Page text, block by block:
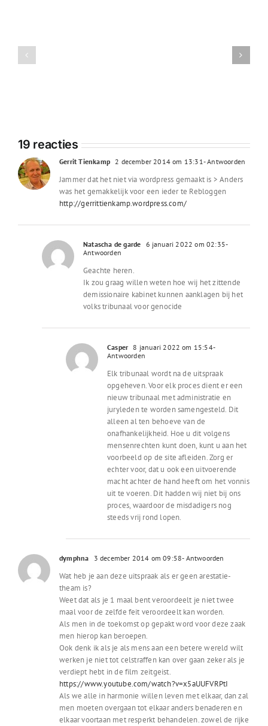
EVRM
19 reacties
Gerrit Tienkamp 2 december 2014 om 13:31- Antwoorden
Jammer dat het niet via wordpress gemaakt is > Anders
was het gemakkelijk voor een ieder te Rebloggen
http://gerrittienkamp.wordpress.com/
Natascha de garde 6 januari 2022 om 02:35-
Antwoorden
Geachte heren.
Ik zou graag willen weten hoe wij het zittende
demissionaire kabinet kunnen aanklagen bij het
volks tribunaal voor genocide
Casper 8 januari 2022 om 15:54-
Antwoorden
Elk tribunaal wordt na de uitspraak
opgeheven. Voor elk proces dient er een
nieuw tribunaal met administratie en
juryleden te worden samengesteld. Dit
alleen al ten behoeve van de
onafhankelijkheid. Hoe u dit volgens
mensenrechten kunt doen, kunt u aan het
voorbeeld op de site afleiden. Zorg er
echter voor, dat u ook een uitvoerende
macht achter de hand heeft om het vonnis
uit te voeren. Dit hadden wij niet bij ons
proces, waardoor de misdadigers nog
steeds vrij rond lopen.
dymphna 3 december 2014 om 09:58- Antwoorden
Wat heb je aan deze uitspraak als er geen arestatie-
theam is?
Weet dat als je 1 maal bent veroordeelt je niet twee
maal voor de zelfde feit veroordeelt kan worden.
Als men in de toekomst op gepakt word voor deze zaak
men hierop kan beroepen.
Ook denk ik als je als mens aan een betere wereld wilt
werken je niet tot celstraffen kan over gaan zeker als je
verdiept hebt in de film zeitgeist.
https://www.youtube.com/watch?v=x5aUUFVRPtI
Als we alle in harmonie willen leven met elkaar, dan zal
men moeten overgaan tot elkaar anders benaderen en
elkaar voortaan met resperkt behandelen. zowel de rijke